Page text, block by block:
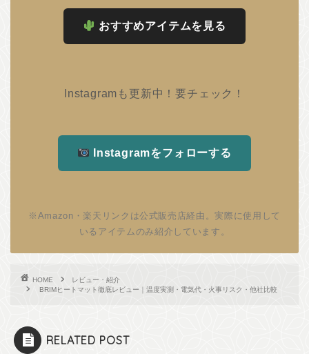
おすすめアイテムを見る
Instagramも更新中！要チェック！
Instagramをフォローする
※Amazon・楽天リンクは公式販売店経由。実際に使用して
いるアイテムのみ紹介しています。
HOME
レビュー・紹介
BRIMヒートマット徹底レビュー｜温度実測・電気代・火事リスク・他社比較
RELATED POST